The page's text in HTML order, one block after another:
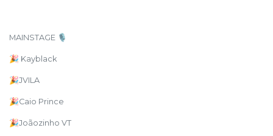
MAINSTAGE 🎙️
🎉 Kayblack
🎉JVILA
🎉Caio Prince
🎉Joãozinho VT